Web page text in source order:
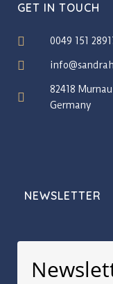
GET IN TOUCH
0049 151
82418
Germany
NEWSLETTER